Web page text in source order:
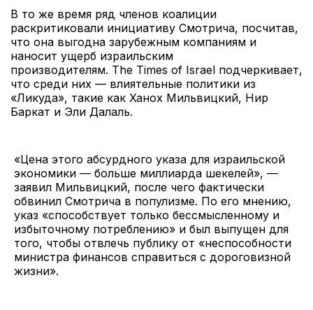
В то же время ряд членов коалиции
раскритиковали инициативу Смотрича, посчитав,
что она выгодна зарубежным компаниям и
наносит ущерб израильским
производителям. The Times of Israel подчеркивает,
что среди них — влиятельные политики из
«Ликуда», такие как Ханох Мильвицкий, Нир
Баркат и Эли Далаль.
«Цена этого абсурдного указа для израильской
экономики — больше миллиарда шекелей», —
заявил Мильвицкий, после чего фактически
обвинил Смотрича в популизме. По его мнению,
указ «способствует только бессмысленному и
избыточному потреблению» и был выпущен для
того, чтобы отвлечь публику от «неспособности
министра финансов справиться с дороговизной
жизни».